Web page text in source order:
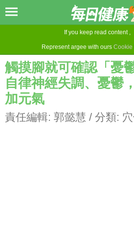
If you keep read content ,
Represent argee with ours Cookie
觸摸腳就可確認「憂
自律神經失調、憂鬱
加元氣
責任編輯: 郭懿慧 / 分類: